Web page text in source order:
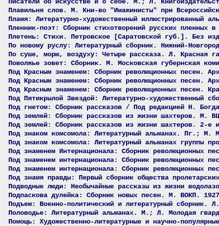
Плавильня слов. М. Кни-во "Имажинисты" при
Пламя: Литературно-художественный иллюстрированный
Пленник-поэт: Сборник стихотворений русских
Плетень: Стихи. Петровское [Саратовской губ.]. Без
По новому руслу: Литературный сборник. Нижний-
По суше, морю, воздуху: Четыре рассказа. Л. Красная
Поволжье зовет: Сборник. М. Московская губернская
Под Красным знаменем: Сборник революционных песен.
Под Красным знаменем: Сборник революционных песен.
Под Красным знаменем: Сборник революционных песен.
Под Пятикрылой Звездой: Литературно-художественный
Под гнетом: Сборник рассказов / Под редакцией Н.
Под землей: Сборник рассказов из жизни шахтеров. М.
Под землей: Сборник рассказов из жизни шахтеров. 2-е
Под знаком комсомола: Литературный альманах. Пг.; М.
Под знаком комсомола: Литературный альманах группы
Под знаменем Интернационала: Сборник революционных
Под знаменем интернационала: Сборник революционных
Под знаменем интернационала: Сборник революционных
Под знамя правды: Первый сборник общества
Подводные люди: Необычайные рассказы из жизни
Подпаскова дулейка: Сборник новых песен. М. ВОКП.
Подъем: Военно-политический и литературный сборник.
Половодье: Литературный альманах. М.; Л. Молодая
Помощь: Художественно-литературные и научно-